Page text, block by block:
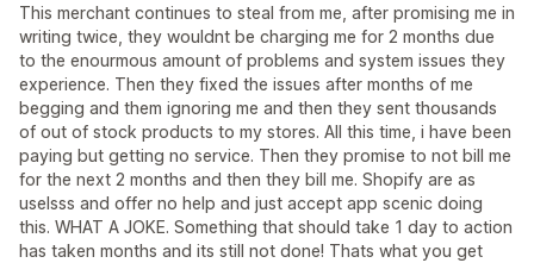
This merchant continues to steal from me, after promising me in
writing twice, they wouldnt be charging me for 2 months due
to the enourmous amount of problems and system issues they
experience. Then they fixed the issues after months of me
begging and them ignoring me and then they sent thousands
of out of stock products to my stores. All this time, i have been
paying but getting no service. Then they promise to not bill me
for the next 2 months and then they bill me. Shopify are as
uselsss and offer no help and just accept app scenic doing
this. WHAT A JOKE. Something that should take 1 day to action
has taken months and its still not done! Thats what you get